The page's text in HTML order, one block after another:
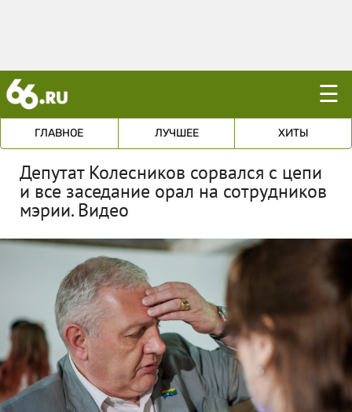
☰
ГЛАВНОЕ ЛУЧШЕЕ ХИТЫ
Депутат Колесников сорвался с цепи
и все заседание орал на сотрудников
мэрии. Видео